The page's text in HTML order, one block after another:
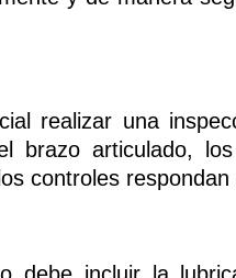
realizar una
brazo articulado,
controles